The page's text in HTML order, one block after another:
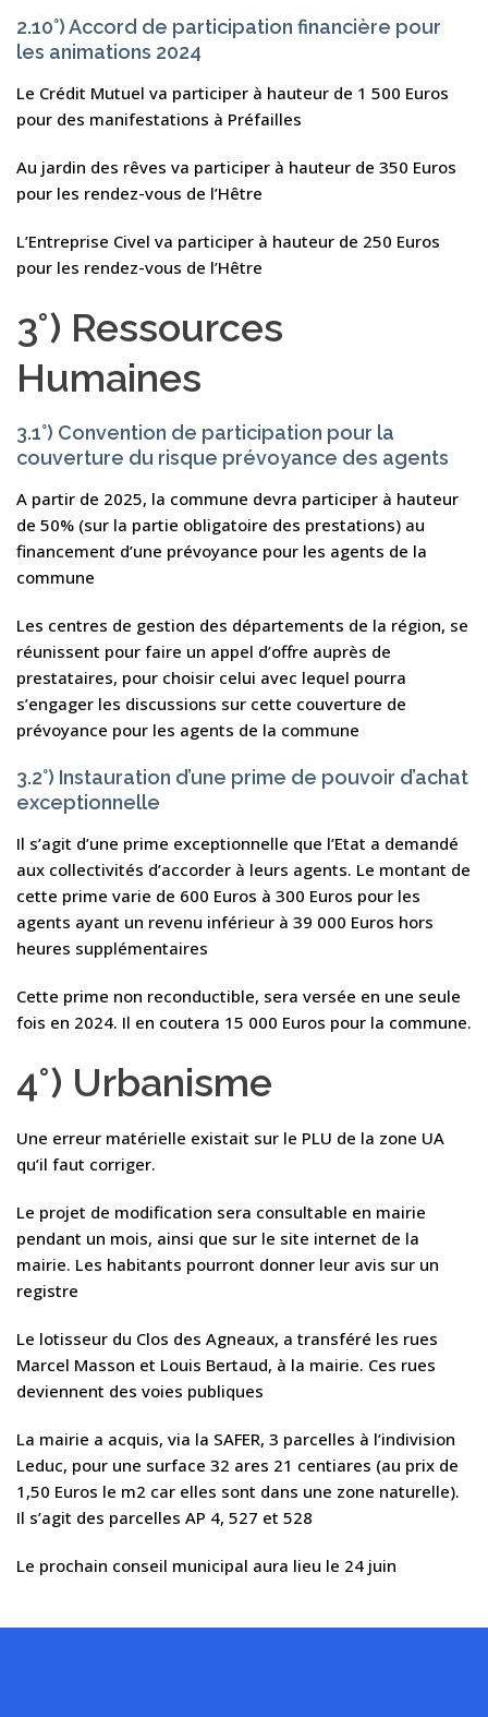
2.10°) Accord de participation financière pour
les animations 2024
Le Crédit Mutuel va participer à hauteur de 1 500 Euros
pour des manifestations à Préfailles
Au jardin des rêves va participer à hauteur de 350 Euros
pour les rendez-vous de l’Hêtre
L’Entreprise Civel va participer à hauteur de 250 Euros
pour les rendez-vous de l’Hêtre
3°) Ressources
Humaines
3.1°) Convention de participation pour la
couverture du risque prévoyance des agents
A partir de 2025, la commune devra participer à hauteur
de 50% (sur la partie obligatoire des prestations) au
financement d’une prévoyance pour les agents de la
commune
Les centres de gestion des départements de la région, se
réunissent pour faire un appel d’offre auprès de
prestataires, pour choisir celui avec lequel pourra
s’engager les discussions sur cette couverture de
prévoyance pour les agents de la commune
3.2°) Instauration d’une prime de pouvoir d’achat
exceptionnelle
Il s’agit d’une prime exceptionnelle que l’Etat a demandé
aux collectivités d’accorder à leurs agents. Le montant de
cette prime varie de 600 Euros à 300 Euros pour les
agents ayant un revenu inférieur à 39 000 Euros hors
heures supplémentaires
Cette prime non reconductible, sera versée en une seule
fois en 2024. Il en coutera 15 000 Euros pour la commune.
4°) Urbanisme
Une erreur matérielle existait sur le PLU de la zone UA
qu’il faut corriger.
Le projet de modification sera consultable en mairie
pendant un mois, ainsi que sur le site internet de la
mairie. Les habitants pourront donner leur avis sur un
registre
Le lotisseur du Clos des Agneaux, a transféré les rues
Marcel Masson et Louis Bertaud, à la mairie. Ces rues
deviennent des voies publiques
La mairie a acquis, via la SAFER, 3 parcelles à l’indivision
Leduc, pour une surface 32 ares 21 centiares (au prix de
1,50 Euros le m2 car elles sont dans une zone naturelle).
Il s’agit des parcelles AP 4, 527 et 528
Le prochain conseil municipal aura lieu le 24 juin